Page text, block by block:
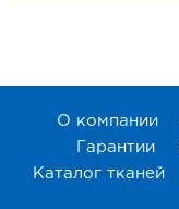
О компании
Гарантии
Каталог тканей